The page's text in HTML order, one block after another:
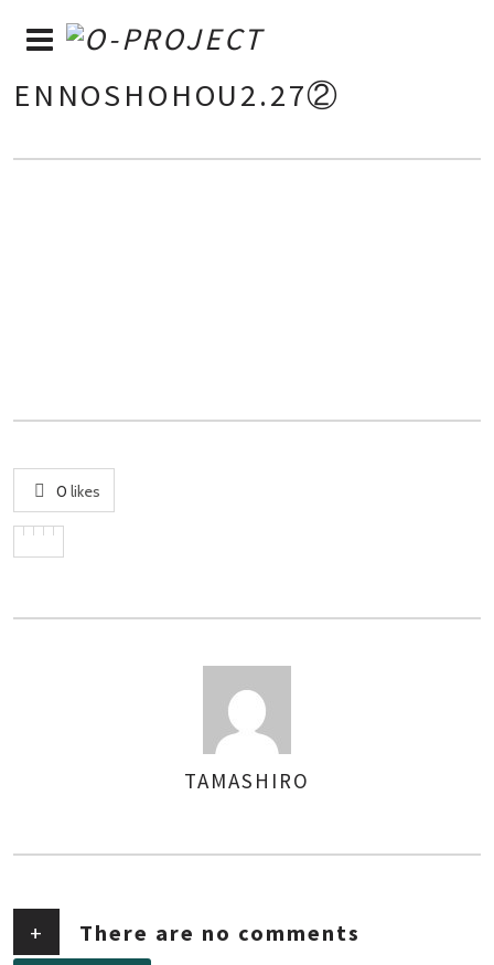
ENNOSHOHOU2.27②
0 likes
TAMASHIRO
+ There are no comments